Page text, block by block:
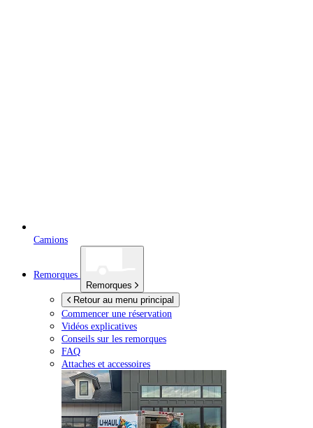
Camions
Remorques
Remorques
Retour au menu principal
Commencer une réservation
Vidéos explicatives
Conseils sur les remorques
FAQ
Attaches et accessoires